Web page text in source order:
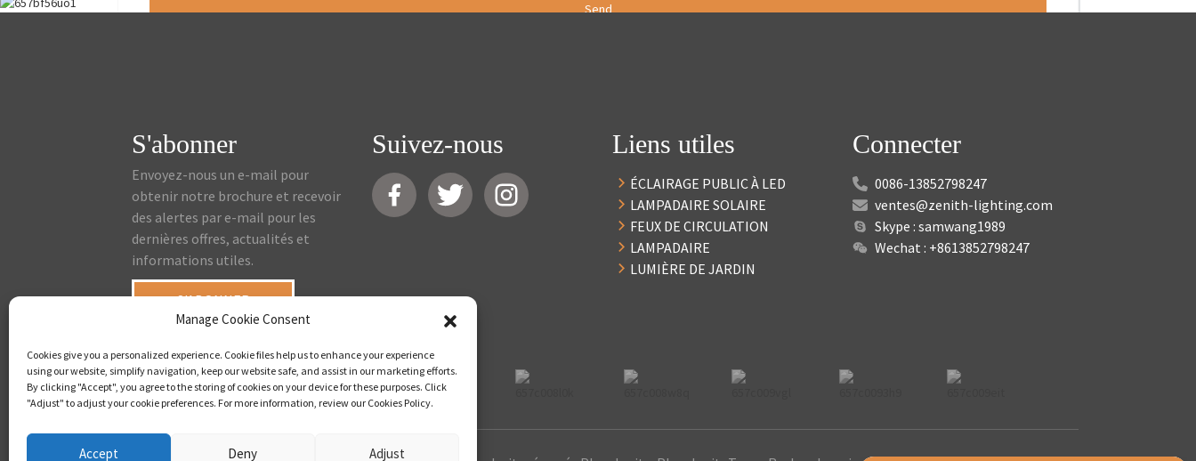
Send
S'abonner
Envoyez-nous un e-mail pour
obtenir notre brochure et recevoir
des alertes par e-mail pour les
dernières offres, actualités et
informations utiles.
S'ABONNER
Suivez-nous Liens utiles
ÉCLAIRAGE PUBLIC À LED
LAMPADAIRE SOLAIRE
FEUX DE CIRCULATION
LAMPADAIRE
LUMIÈRE DE JARDIN
Connecter
0086-13852798247
ventes@zenith-lighting.com
Skype : samwang1989
Wechat : +8613852798247
Manage Cookie Consent
Cookies give you a personalized experience. Cookie files help us to enhance your experience
using our website, simplify navigation, keep our website safe, and assist in our marketing efforts.
By clicking "Accept", you agree to the storing of cookies on your device for these purposes. Click
"Adjust" to adjust your cookie preferences. For more information, review our Cookies Policy.
Accept Deny Adjust